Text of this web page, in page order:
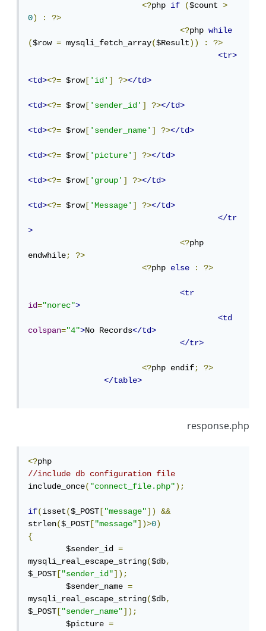
<?php if ($count >
0) :
?>
<?php while
($row = mysqli_fetch_array($Result)) :
?>
<tr>
<td><?= $row['id'] ?></td>
<td><?= $row['sender_id'] ?></td>
<td><?= $row['sender_name'] ?></td>
<td><?= $row['picture'] ?></td>
<td><?= $row['group'] ?></td>
<td><?= $row['Message'] ?></td>
</tr
>
<?php
endwhile;
?>
<?php else : ?>
<tr
id="norec">
<td
colspan="4">No Records</td>
</tr>
<?php endif;
?>
</table>
response.php
<?
//include db configuration file
include_once("connect_file.php");
if(isset($_POST ["message"])
&&
strlen($_POST ["message"])>0)
{
	$sender_id
=
mysqli_real_escape_string($db,
$_POST ["sender_id"]);
	$sender_name
=
mysqli_real_escape_string($db,
$_POST ["sender_name"]);
	$picture
=